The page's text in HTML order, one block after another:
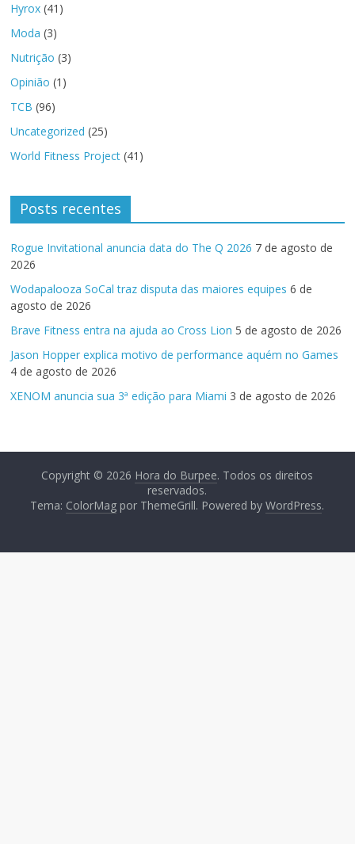
Hyrox (41)
Moda (3)
Nutrição (3)
Opinião (1)
TCB (96)
Uncategorized (25)
World Fitness Project (41)
Posts recentes
Rogue Invitational anuncia data do The Q 2026 7 de agosto de
2026
Wodapalooza SoCal traz disputa das maiores equipes 6 de
agosto de 2026
Brave Fitness entra na ajuda ao Cross Lion 5 de agosto de 2026
Jason Hopper explica motivo de performance aquém no Games
4 de agosto de 2026
XENOM anuncia sua 3ª edição para Miami 3 de agosto de 2026
Copyright © 2026 Hora do Burpee. Todos os direitos
reservados.
Tema: ColorMag por ThemeGrill. Powered byWordPress.